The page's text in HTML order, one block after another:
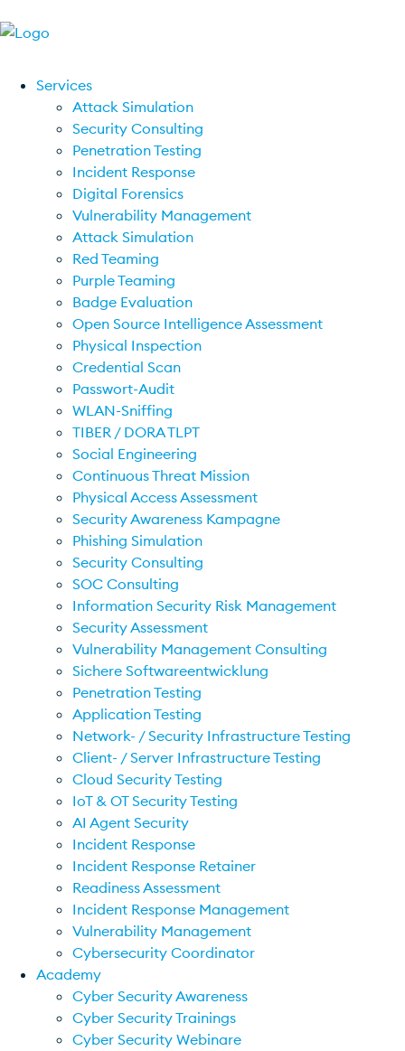
Services
Attack Simulation
Security Consulting
Penetration Testing
Incident Response
Digital Forensics
Vulnerability Management
Attack Simulation
Red Teaming
Purple Teaming
Badge Evaluation
Open Source Intelligence Assessment
Physical Inspection
Credential Scan
Passwort-Audit
WLAN-Sniffing
TIBER / DORA TLPT
Social Engineering
Continuous Threat Mission
Physical Access Assessment
Security Awareness Kampagne
Phishing Simulation
Security Consulting
SOC Consulting
Information Security Risk Management
Security Assessment
Vulnerability Management Consulting
Sichere Softwareentwicklung
Penetration Testing
Application Testing
Network- / Security Infrastructure Testing
Client- / Server Infrastructure Testing
Cloud Security Testing
IoT & OT Security Testing
AI Agent Security
Incident Response
Incident Response Retainer
Readiness Assessment
Incident Response Management
Vulnerability Management
Cybersecurity Coordinator
Academy
Cyber Security Awareness
Cyber Security Trainings
Cyber Security Webinare